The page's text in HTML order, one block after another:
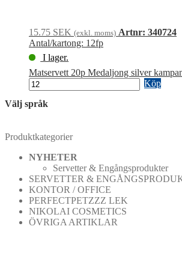
15.75 SEK (exkl. moms) Artnr: 340724
Antal/kartong: 12fp
I lager.
Matservett 20p Medaljong silver
Köp
Välj språk
Produktkategorier
NYHETER
Servetter & Engångsprodukter
SERVETTER &
KONTOR / OFFICE
PERFECTPETZZZ LEK
NIKOLAI COSMETICS
ÖVRIGA ARTIKLAR